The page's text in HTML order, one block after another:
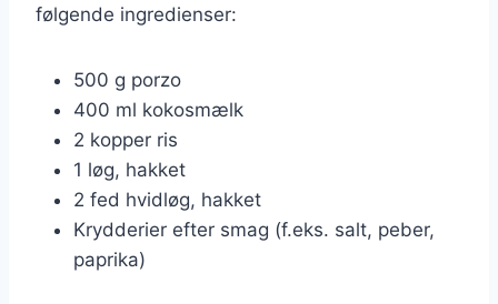
følgende ingredienser:
500 g porzo
400 ml kokosmælk
2 kopper ris
1 løg, hakket
2 fed hvidløg, hakket
Krydderier efter smag (f.eks. salt, peber,
paprika)